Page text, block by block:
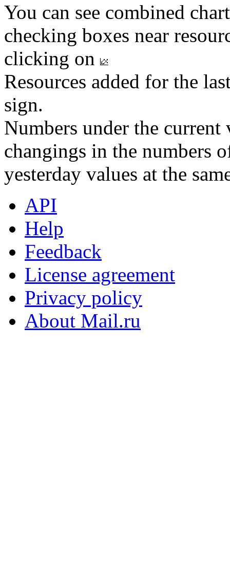
You can see combined
checking boxes near
clicking on
Resources added for the
sign.
Numbers under the
changings in the numbers
yesterday values at the
API
Help
Feedback
License agreement
Privacy policy
About Mail.ru